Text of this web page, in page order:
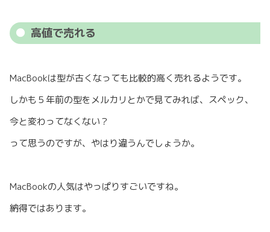
高値で売れる
MacBookは型が古くなっても比較的高く売れるようです。
しかも５年前の型をメルカリとかで見てみれば、スペック、
今と変わってなくない？
って思うのですが、やはり違うんでしょうか。
MacBookの人気はやっぱりすごいですね。
納得ではあります。